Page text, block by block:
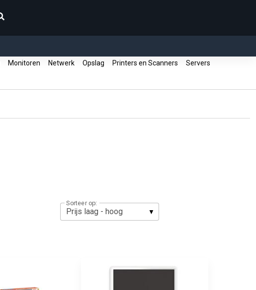
Monitoren Netwerk Opslag Printers en Scanners
Servers
Sorteer op: